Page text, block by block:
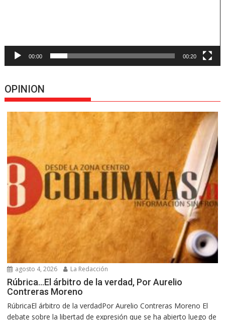
00:00 00:20
OPINION
agosto 4, 2026 La Redacción
Rúbrica…El árbitro de la verdad, Por Aurelio
Contreras Moreno
RúbricaEl árbitro de la verdadPor Aurelio Contreras Moreno El
debate sobre la libertad de expresión que se ha abierto luego de